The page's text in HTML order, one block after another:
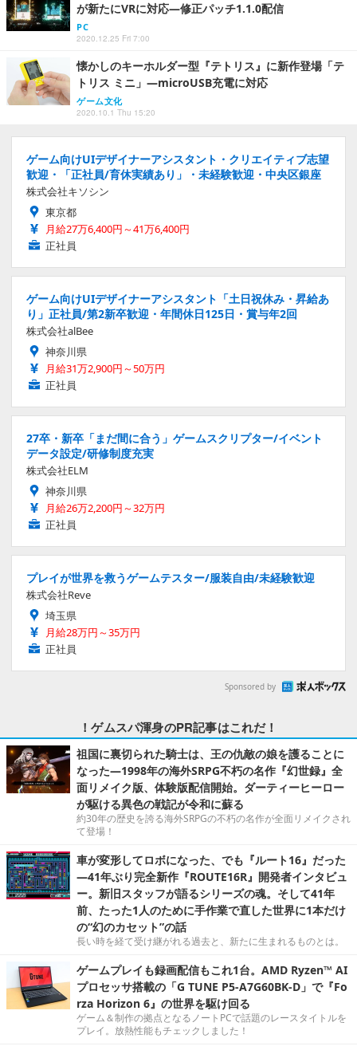
が新たにVRに対応―修正パッチ1.1.0配信
PC
2020.12.25 Fri 7:00
懐かしのキーホルダー型『テトリス』に新作登場「テ
トリス ミニ」―microUSB充電に対応
ゲーム文化
2020.10.1 Thu 15:20
ゲーム向けUIデザイナーアシスタント・クリエイティブ志望
歓迎・「正社員/育休実績あり」・未経験歓迎・中央区銀座
株式会社キソシン
東京都
月給27万6,400円～41万6,400円
正社員
ゲーム向けUIデザイナーアシスタント「土日祝休み・昇給あ
り」正社員/第2新卒歓迎・年間休日125日・賞与年2回
株式会社alBee
神奈川県
月給31万2,900円～50万円
正社員
27卒・新卒「まだ間に合う」ゲームスクリプター/イベント
データ設定/研修制度充実
株式会社ELM
神奈川県
月給26万2,200円～32万円
正社員
プレイが世界を救うゲームテスター/服装自由/未経験歓迎
株式会社Reve
埼玉県
月給28万円～35万円
正社員
Sponsored by
！ゲムスパ渾身のPR記事はこれだ！
祖国に裏切られた騎士は、王の仇敵の娘を護ることに
なった―1998年の海外SRPG不朽の名作『幻世録』全
面リメイク版、体験版配信開始。ダーティーヒーロー
が駆ける異色の戦記が令和に蘇る
約30年の歴史を誇る海外SRPGの不朽の名作が全面リメイクされ
て登場！
車が変形してロボになった、でも『ルート16』だった
―41年ぶり完全新作『ROUTE16R』開発者インタビュ
ー。新旧スタッフが語るシリーズの魂。そして41年
前、たった1人のために手作業で直した世界に1本だけ
の“幻のカセット”の話
長い時を経て受け継がれる過去と、新たに生まれるものとは。
ゲームプレイも録画配信もこれ1台。AMD Ryzen™ AI
プロセッサ搭載の「G TUNE P5-A7G60BK-D」で『Fo
rza Horizon 6』の世界を駆け回る
ゲーム＆制作の拠点となるノートPCで話題のレースタイトルを
プレイ。放熱性能もチェックしました！